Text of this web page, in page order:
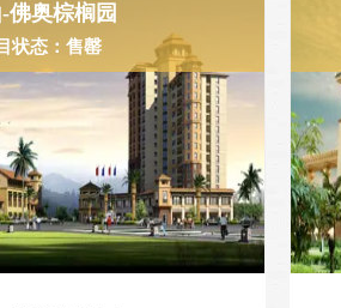
佛奥棕榈园
状态：售罄